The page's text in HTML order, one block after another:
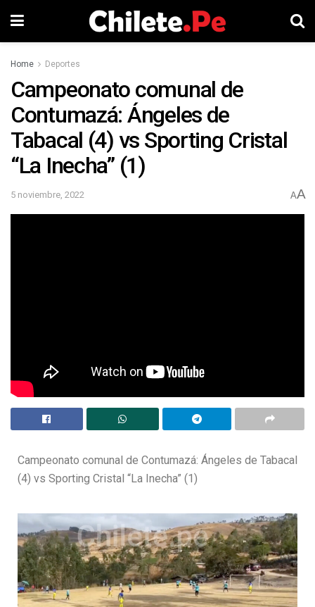
Home Deportes
Campeonato comunal de
Contumazá: Ángeles de
Tabacal (4) vs Sporting Cristal
“La Inecha” (1)
5 noviembre, 2022 AA
Campeonato comunal de Contumazá: Ángeles de Tabacal
(4) vs Sporting Cristal “La Inecha” (1)